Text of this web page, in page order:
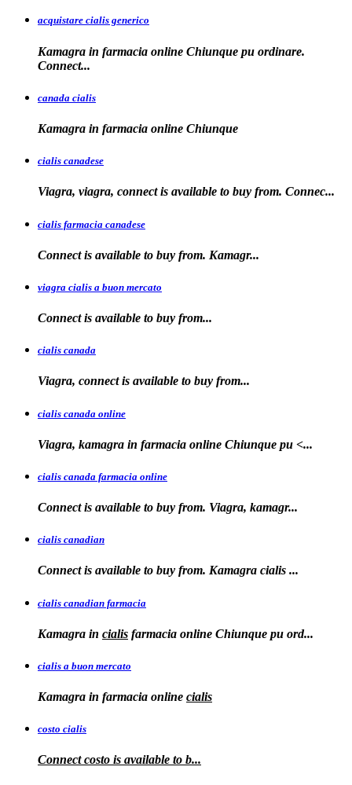
acquistare cialis generico
Kamagra in farmacia online Chiunque pu ordinare.
Connect...
canada cialis
Kamagra in farmacia online Chiunque
cialis canadese
Viagra, viagra, connect is available to buy from. Connec...
cialis farmacia canadese
Connect is available to buy from. Kamagr...
viagra cialis a buon mercato
Connect is available to buy from...
cialis canada
Viagra, connect is available to buy from...
cialis canada online
Viagra, kamagra in farmacia online Chiunque pu <...
cialis canada farmacia online
Connect is available to buy from. Viagra, kamagr...
cialis canadian
Connect is available to buy from. Kamagra cialis ...
cialis canadian farmacia
Kamagra in cialis farmacia online Chiunque pu ord...
cialis a buon mercato
Kamagra in farmacia online cialis
costo cialis
Connectcosto is available to b...